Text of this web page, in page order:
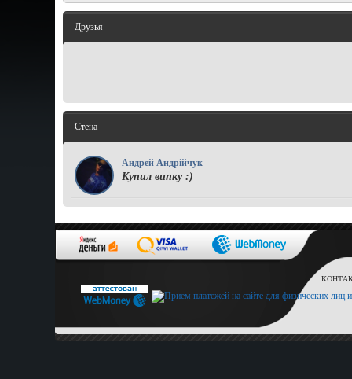
Друзья
Стена
Андрей Андрійчук
Купил випку :)